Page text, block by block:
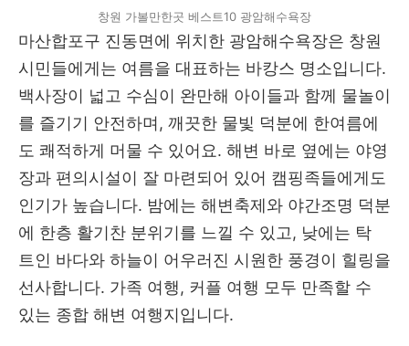
창원 가볼만한곳 베스트10 광암해수욕장
마산합포구 진동면에 위치한 광암해수욕장은 창원
시민들에게는 여름을 대표하는 바캉스 명소입니다.
백사장이 넓고 수심이 완만해 아이들과 함께 물놀이
를 즐기기 안전하며, 깨끗한 물빛 덕분에 한여름에
도 쾌적하게 머물 수 있어요. 해변 바로 옆에는 야영
장과 편의시설이 잘 마련되어 있어 캠핑족들에게도
인기가 높습니다. 밤에는 해변축제와 야간조명 덕분
에 한층 활기찬 분위기를 느낄 수 있고, 낮에는 탁
트인 바다와 하늘이 어우러진 시원한 풍경이 힐링을
선사합니다. 가족 여행, 커플 여행 모두 만족할 수
있는 종합 해변 여행지입니다.